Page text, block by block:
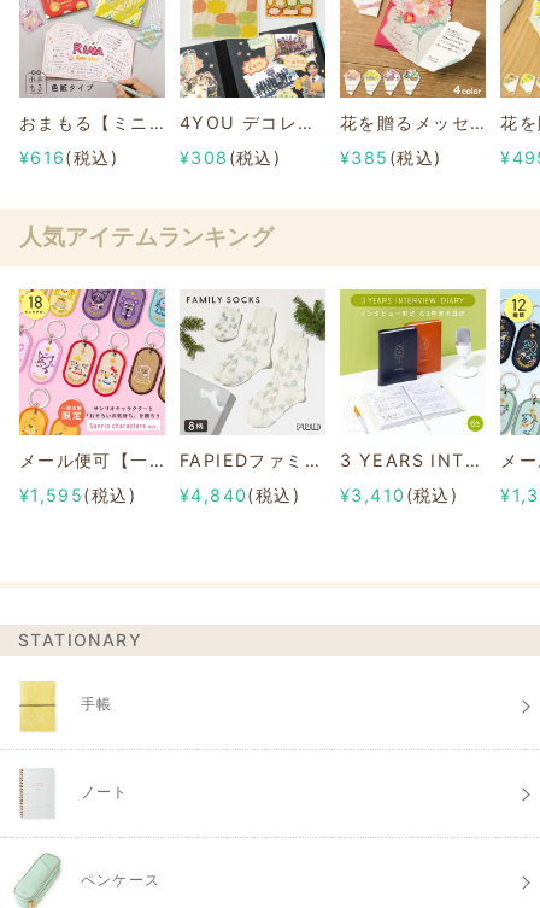
おまもる【ミニ色紙タイプ】
¥616(税込)
4YOU デコレーション メッセージシール
¥308 (税込)
花を贈るメッセージカード〈ブーケタイプ〉
¥385 (税込)
人気アイテムランキング
メール便可【一部店舗限定】2/8b PAIR KEY RING Sanrio characters ver.
¥1,595(税込)
FAPIEDファミリーソックスセット 総柄
¥4,840(税込)
3 YEARS INTERVIEW DIARY
¥3,410 (税込)
STATIONARY
手帳
ノート
ペンケース